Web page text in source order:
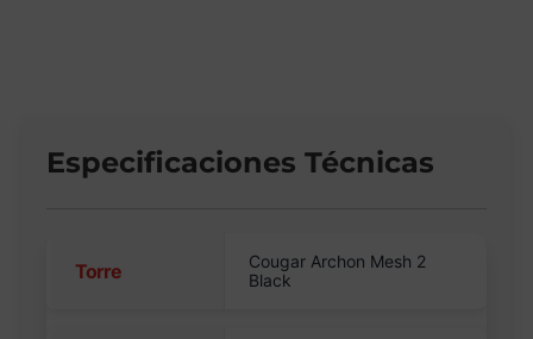
Especificaciones Técnicas
Torre
Cougar Archon Mesh 2
Black